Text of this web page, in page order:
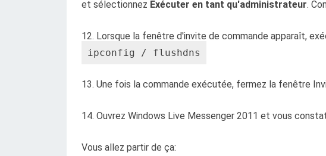
et sélectionnez Exécuter en tant qu'administrateur.
12. Lorsque la fenêtre d'invite de commande apparaît,
ipconfig / flushdns
13. Une fois la commande exécutée, fermez la fenêtre
14. Ouvrez Windows Live Messenger 2011 et vous
Vous allez partir de ça: